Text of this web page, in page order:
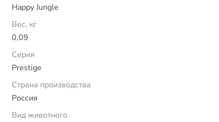
Happy Jungle
Вес, кг
0,09
Серия
Prestige
Страна производства
Россия
Вид животного